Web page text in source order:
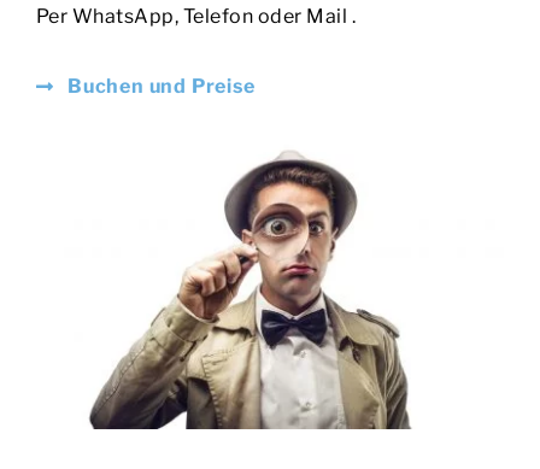
Per WhatsApp, Telefon oder Mail .
Buchen und Preise